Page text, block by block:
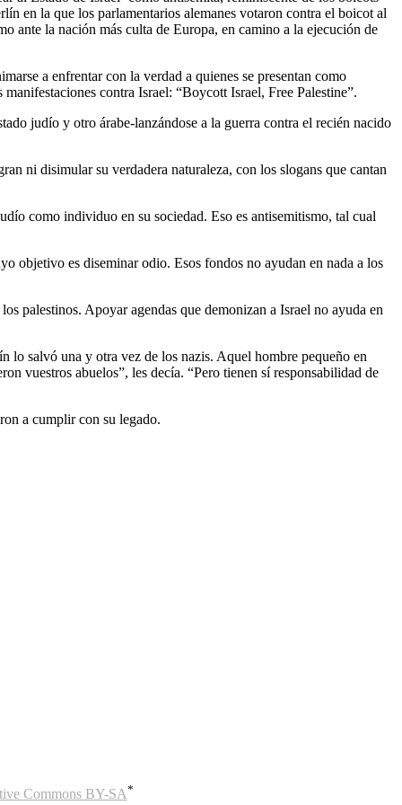
en la que los parlamentarios alemanes votaron contra el boicot al
ante la nación más culta de Europa, en camino a la ejecución de
a enfrentar con la verdad a quienes se presentan como
contra Israel: “Boycott Israel, Free Palestine”.
judío y otro árabe-lanzándose a la guerra contra el recién nacido
ni disimular su verdadera naturaleza, con los slogans que cantan
como individuo en su sociedad. Eso es antisemitismo, tal cual
objetivo es diseminar odio. Esos fondos no ayudan en nada a los
palestinos. Apoyar agendas que demonizan a Israel no ayuda en
lo salvó una y otra vez de los nazis. Aquel hombre pequeño en
vuestros abuelos”, les decía. “Pero tienen sí responsabilidad de
a cumplir con su legado.
Commons BY-SA*